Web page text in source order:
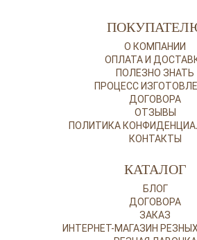
О КОМПАНИИ
ОПЛАТА И
ПОЛЕЗНО ЗНАТЬ
ПРОЦЕСС
ДОГОВОРА
ОТЗЫВЫ
ПОЛИТИКА
КОНТАКТЫ
КАТАЛОГ
БЛОГ
ДОГОВОРА
ЗАКАЗ
ИНТЕРНЕТ-МАГАЗИН